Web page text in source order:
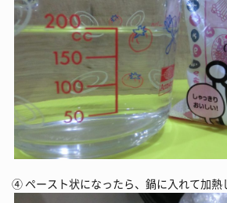
④ ペースト状になったら、鍋に入れて加熱